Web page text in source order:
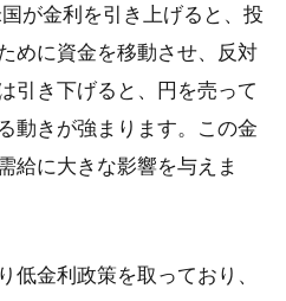
が金利を引き上げると、投
めに資金を移動させ、反対
引き下げると、円を売って
動きが強まります。この金
給に大きな影響を与えま
低金利政策を取っており、